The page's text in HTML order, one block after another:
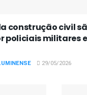
construção civil
policiais militares
29/05/2026